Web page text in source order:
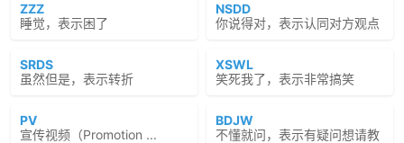
ZZZ
睡觉，表示困了
NSDD
你说得对，表示认同对方观点
SRDS
虽然但是，表示转折
XSWL
笑死我了，表示非常搞笑
PV
宣传视频（Promotion ...
BDJW
不懂就问，表示有疑问想请教